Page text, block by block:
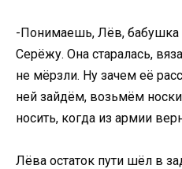
-Понимаешь, Лёв, бабушка
Серёжу. Она старалась,
не мёрзли. Ну зачем её
ней зайдём, возьмём
носить, когда из армии
Лёва остаток пути шёл в